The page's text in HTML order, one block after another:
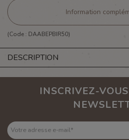
Information
(Code : DAABEPBIR50)
DESCRIPTION
INSCRIVEZ-
Votre adresse e-mail*